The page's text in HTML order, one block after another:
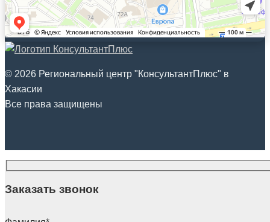
© 2026 Региональный центр "КонсультантПлюс" в
Хакасии
Все права защищены
Заказать звонок